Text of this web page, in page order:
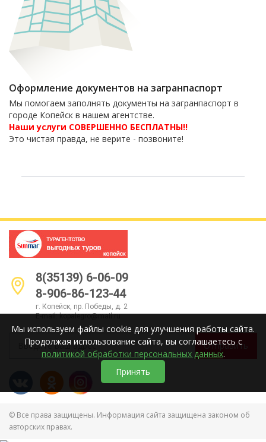
Оформление документов на загранпаспорт
Мы помогаем заполнять документы на загранпаспорт в
городе Копейск в нашем агентстве.
Наши услуги СОВЕРШЕННО БЕСПЛАТНЫ!!
Это чистая правда, не верите - позвоните!
8(35139) 6-06-09
8-906-86-123-44
г. Копейск, пр. Победы, д. 2
E-mail:kopalegro@mail.ru
Отправить
© Все права защищены. Информация сайта защищена законом об
авторских правах.
Мы используем файлы cookie для улучшения работы сайта.
Продолжая использование сайта, вы соглашаетесь с
политикой обработки персональных данных.
Принять